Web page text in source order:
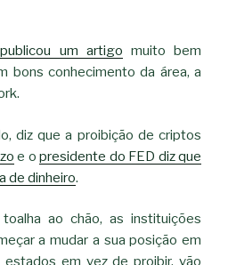
publicou um artigo muito bem
bons conhecimento da área, a
diz que a proibição de criptos
e o presidente do FED diz que
de dinheiro.
ao chão, as instituições
a mudar a sua posição em